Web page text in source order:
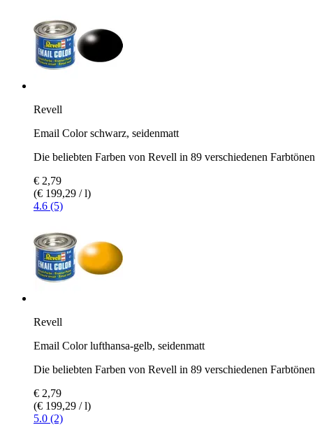
Revell
Email Color schwarz, seidenmatt
Die beliebten Farben von Revell in 89 verschiedenen Farbtönen
€ 2,79
(€ 199,29 / l)
4.6 (5)
Revell
Email Color lufthansa-gelb, seidenmatt
Die beliebten Farben von Revell in 89 verschiedenen Farbtönen
€ 2,79
(€ 199,29 / l)
5.0 (2)